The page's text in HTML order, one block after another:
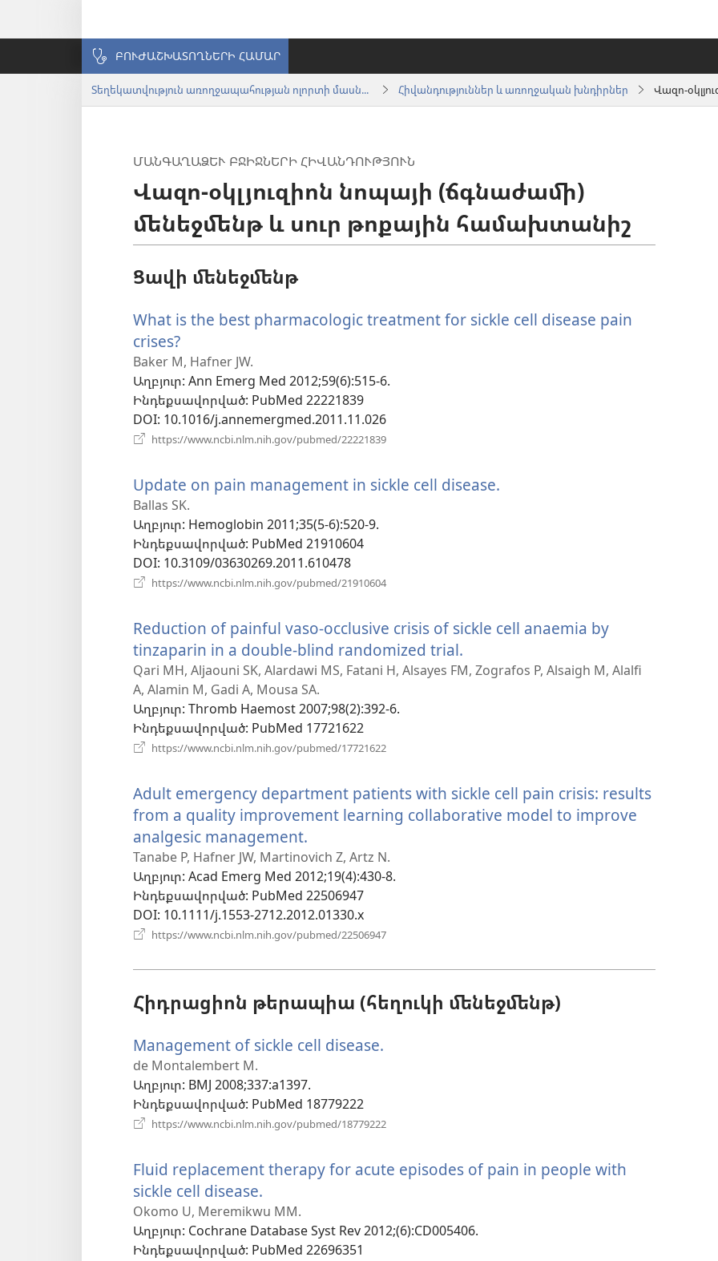
ԲՈՒԺԱՇԽԱՏՈՂՆԵՐԻ ՀԱՄԱՐ
Տեղեկատվություն առողջապահության ոլորտի մասնագետների համար Հիվանդություններ և առողջական խնդիրներ
ՄԱՆԳԱՂԱՁԵՒ ԲՋԻՋՆԵՐԻ ՀԻՎԱՆԴՈՒԹՅՈՒՆ
Վազո-օկլյուզիոն նոպայի (ճգնաժամի)
մենեջմենթ և սուր թոքային համախտանիշ
Ցավի մենեջմենթ
What is the best pharmacologic treatment for sickle cell disease pain
crises?
է
նոր
պատուհան)
Baker M, Hafner JW.
Աղբյուր‎: Ann Emerg Med 2012;59(6):515-6.
Ինդեքսավորված‎: PubMed 22221839
DOI‎: 10.1016/j.annemergmed.2011.11.026
https://www.ncbi.nlm.nih.gov/pubmed/22221839
պատուհան)
Update on pain management in sickle cell disease.
Ballas SK.
Աղբյուր‎: Hemoglobin 2011;35(5-6):520-9.
Ինդեքսավորված‎: PubMed 21910604
DOI‎: 10.3109/03630269.2011.610478
https://www.ncbi.nlm.nih.gov/pubmed/21910604
պատուհան)
Reduction of painful vaso-occlusive crisis of sickle cell anaemia by
tinzaparin in a double-blind randomized trial.
է
Qari MH, Aljaouni SK, Alardawi MS, Fatani H, Alsayes FM, Zografos P, Alsaigh M, Alalfi
A, Alamin M, Gadi A, Mousa SA.
Աղբյուր‎: Thromb Haemost 2007;98(2):392-6.
Ինդեքսավորված‎: PubMed 17721622
https://www.ncbi.nlm.nih.gov/pubmed/17721622
պատուհան)
Adult emergency department patients with sickle cell pain crisis: results
from a quality improvement learning collaborative model to improve
analgesic management.
է
նոր
պատուհան)
Tanabe P, Hafner JW, Martinovich Z, Artz N.
Աղբյուր‎: Acad Emerg Med 2012;19(4):430-8.
Ինդեքսավորված‎: PubMed 22506947
DOI‎: 10.1111/j.1553-2712.2012.01330.x
https://www.ncbi.nlm.nih.gov/pubmed/22506947
Հիդրացիոն թերապիա (հեղուկի մենեջմենթ)
Management of sickle cell disease.
de Montalembert M.
Աղբյուր‎: BMJ 2008;337:a1397.
Ինդեքսավորված‎: PubMed 18779222
https://www.ncbi.nlm.nih.gov/pubmed/18779222
պատուհան)
Fluid replacement therapy for acute episodes of pain in people with
sickle cell disease.
է
նոր
պատուհան)
Okomo U, Meremikwu MM.
Աղբյուր‎: Cochrane Database Syst Rev 2012;(6):CD005406.
Ինդեքսավորված‎: PubMed 22696351